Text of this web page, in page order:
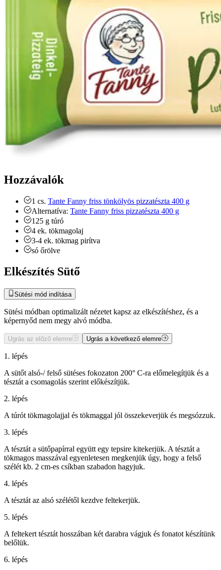
Hozzávalók
1 cs. Tante Fanny friss tönkölyös pizzatészta 400 g
Alternatíva: Tante Fanny friss pizzatészta 400 g
125 g túró
4 ek. tökmagolaj
3-4 ek. tökmag pirítva
só őrölve
Elkészítés Sütő
Sütési mód indítása
Sütési módban optimalizált nézetet kapsz az elkészítéshez, és a
képernyőd nem megy alvó módba.
Ugrás az előző elemre Ugrás a következő elemre
1. lépés
A sütőt alsó-/ felső sütéses fokozaton 200° C-ra előmelegítjük és a
tésztát a csomagolás szerint előkészítjük.
2. lépés
A túrót tökmagolajjal és tökmaggal jól összekeverjük és megsózzuk.
3. lépés
A tésztát a sütőpapírral együtt egy tepsire kitekerjük. A tésztát a
tökmagos masszával egyenletesen megkenjük úgy, hogy a felső
szélét kb. 2 cm-es csíkban szabadon hagyjuk.
4. lépés
A tésztát az alsó szélétől kezdve feltekerjük.
5. lépés
A feltekert tésztát hosszában két darabra vágjuk és fonatot készítünk
belőlük.
6. lépés